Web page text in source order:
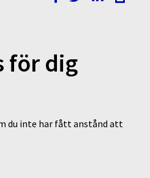
för dig
du inte har fått anstånd att